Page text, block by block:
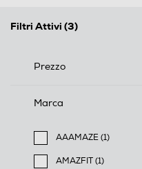
Filtri Attivi (3)
Prezzo
Marca
AAAMAZE (1)
Filtra per Marca:
AMAZFIT (1)